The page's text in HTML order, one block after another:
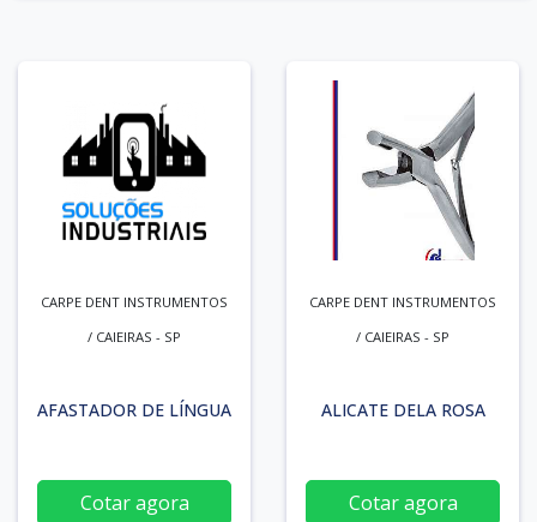
CARPE DENT INSTRUMENTOS
/ CAIEIRAS - SP
AFASTADOR DE LÍNGUA
Cotar agora
CARPE DENT INSTRUMENTOS
/ CAIEIRAS - SP
ALICATE DELA ROSA
Cotar agora